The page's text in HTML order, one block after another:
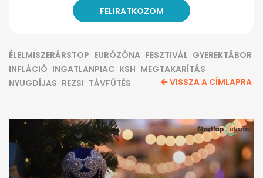
ÉLELMISZERÁRSTOP EURÓZÓNA FESZTIVÁL GYEREKTÁBOR
INFLÁCIÓ INGATLANPIAC KSH MEGTAKARÍTÁS
NYUGDÍJAS REZSI TÁVFŰTÉS VISSZA A CÍMLAPRA